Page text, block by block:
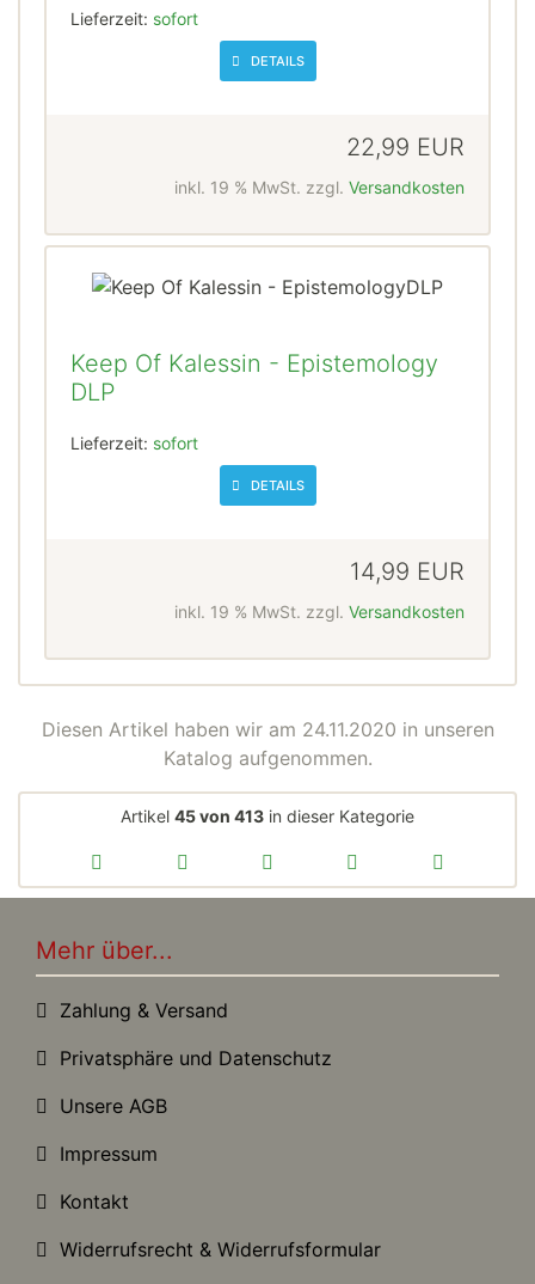
Lieferzeit: sofort
DETAILS
22,99 EUR
inkl. 19 % MwSt. zzgl. Versandkosten
Keep Of Kalessin - Epistemology
DLP
Lieferzeit: sofort
DETAILS
14,99 EUR
inkl. 19 % MwSt. zzgl. Versandkosten
Diesen Artikel haben wir am 24.11.2020 in unseren
Katalog aufgenommen.
Artikel 45 von 413 in dieser Kategorie
Mehr über...
Zahlung & Versand
Privatsphäre und Datenschutz
Unsere AGB
Impressum
Kontakt
Widerrufsrecht & Widerrufsformular